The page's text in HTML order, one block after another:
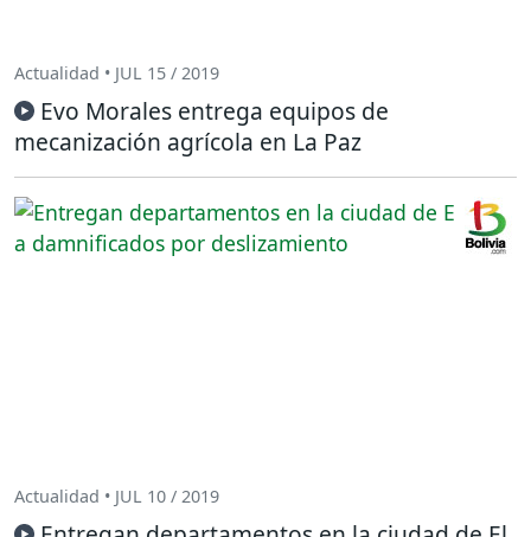
Actualidad • JUL 15 / 2019
Evo Morales entrega equipos de
mecanización agrícola en La Paz
Actualidad • JUL 10 / 2019